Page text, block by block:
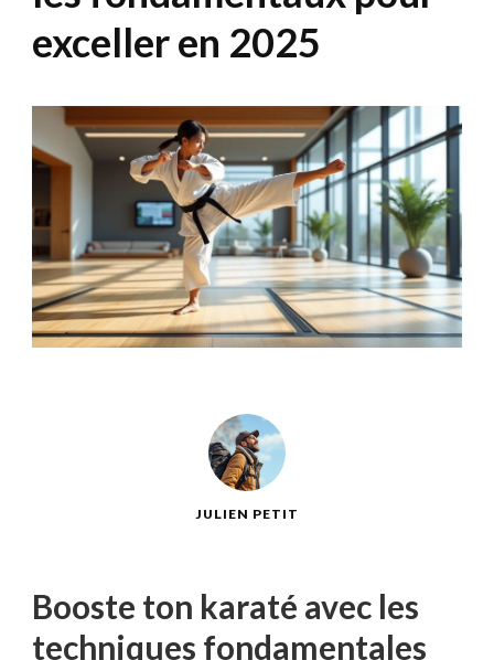
exceller en 2025
JULIEN PETIT
Booste ton karaté avec les
techniques fondamentales